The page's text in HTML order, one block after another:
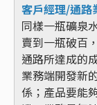
客戶經理/通
同樣一瓶礦泉
賣到一瓶破百
通路所達成的
業務端開發新
係；產品要能